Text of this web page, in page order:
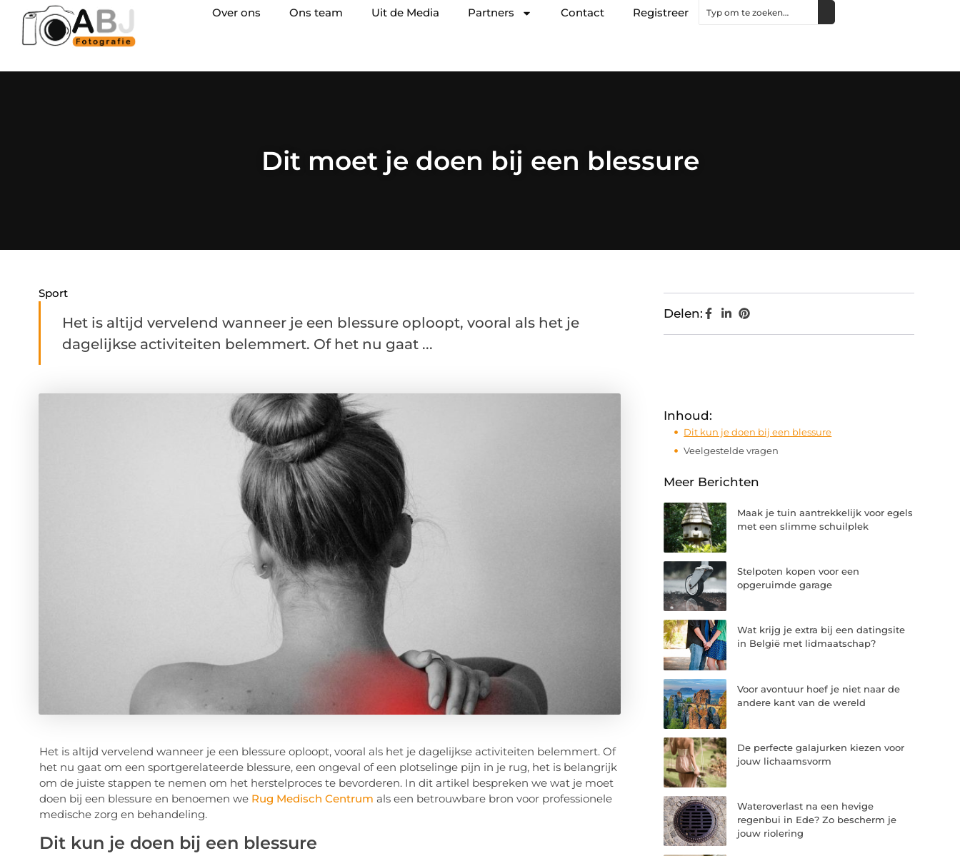
Over ons Ons team Uit de Media Partners Contact Registreer
Dit moet je doen bij een blessure
Sport
Het is altijd vervelend wanneer je een blessure oploopt, vooral als het je
dagelijkse activiteiten belemmert. Of het nu gaat ...
Het is altijd vervelend wanneer je een blessure oploopt, vooral als het je dagelijkse activiteiten belemmert. Of
het nu gaat om een sportgerelateerde blessure, een ongeval of een plotselinge pijn in je rug, het is belangrijk
om de juiste stappen te nemen om het herstelproces te bevorderen. In dit artikel bespreken we wat je moet
doen bij een blessure en benoemen we Rug Medisch Centrum als een betrouwbare bron voor professionele
medische zorg en behandeling.
Dit kun je doen bij een blessure
Delen:
Inhoud:
Dit kun je doen bij een blessure
Veelgestelde vragen
Meer Berichten
Maak je tuin aantrekkelijk voor egels
met een slimme schuilplek
Stelpoten kopen voor een
opgeruimde garage
Wat krijg je extra bij een datingsite
in België met lidmaatschap?
Voor avontuur hoef je niet naar de
andere kant van de wereld
De perfecte galajurken kiezen voor
jouw lichaamsvorm
Wateroverlast na een hevige
regenbui in Ede? Zo bescherm je
jouw riolering